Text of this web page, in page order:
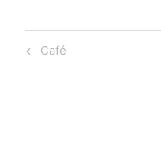
Post
Previous
Café